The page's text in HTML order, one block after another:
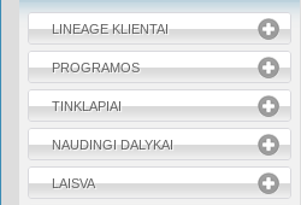
LINEAGE KLIENTAI
PROGRAMOS
TINKLAPIAI
NAUDINGI DALYKAI
LAISVA